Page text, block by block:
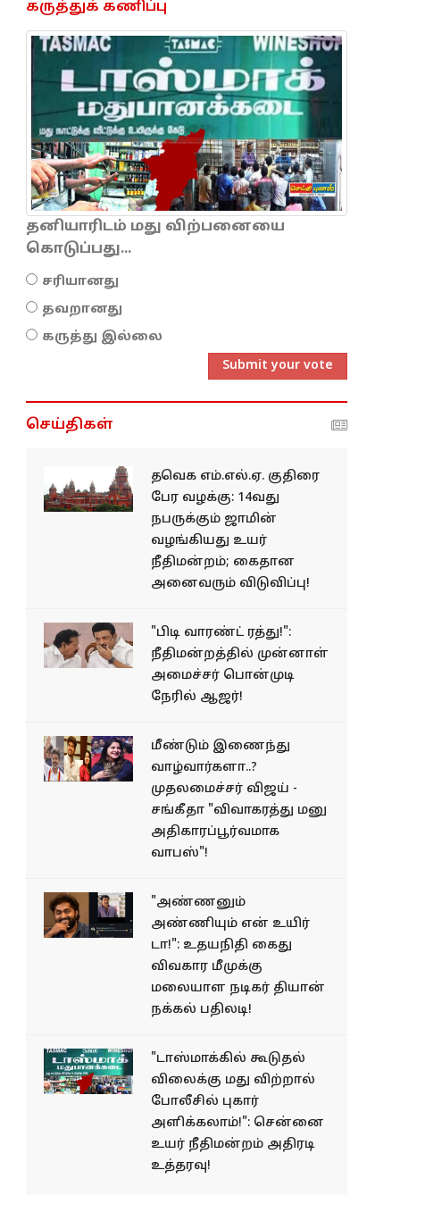
கருத்துக் கணிப்பு
தனியாரிடம் மது விற்பனையை
கொடுப்பது...
சரியானது
தவறானது
கருத்து இல்லை
Submit your vote
செய்திகள்
தவெக எம்.எல்.ஏ. குதிரை
பேர வழக்கு: 14வது
நபருக்கும் ஜாமின்
வழங்கியது உயர்
நீதிமன்றம்; கைதான
அனைவரும் விடுவிப்பு!
"பிடி வாரண்ட் ரத்து!":
நீதிமன்றத்தில் முன்னாள்
அமைச்சர் பொன்முடி
நேரில் ஆஜர்!
மீண்டும் இணைந்து
வாழ்வார்களா..?
முதலமைச்சர் விஜய் -
சங்கீதா "விவாகரத்து மனு
அதிகாரப்பூர்வமாக
வாபஸ்"!
"அண்ணனும்
அண்ணியும் என் உயிர்
டா!": உதயநிதி கைது
விவகார மீமுக்கு
மலையாள நடிகர் தியான்
நக்கல் பதிலடி!
"டாஸ்மாக்கில் கூடுதல்
விலைக்கு மது விற்றால்
போலீசில் புகார்
அளிக்கலாம்!": சென்னை
உயர் நீதிமன்றம் அதிரடி
உத்தரவு!